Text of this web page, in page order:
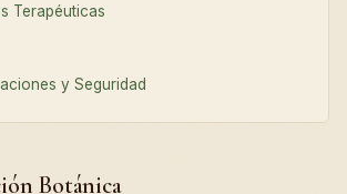
Terapéuticas
y Seguridad
Botánica